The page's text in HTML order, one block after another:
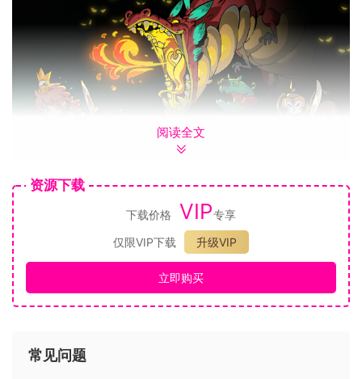
《不思议的皇冠》是一款策略回合Rogue类RPG游戏。游戏用
纯手绘的美术风格开启一段耐玩有趣的奇妙冒险——探索多种
风格的地下城，挑战充满危险的敌人与BOSS，经历死亡与成长
的轮回，对抗无尽深渊。
游戏特色：
阅读全文
资源下载
下载价格 VIP专享
仅限VIP下载
升级VIP
立即购买
常见问题